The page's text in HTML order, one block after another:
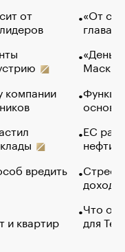
от
компании
вредить
и квартир
«От
глава
Маск в
основ
ЕС
нефти
Что
для